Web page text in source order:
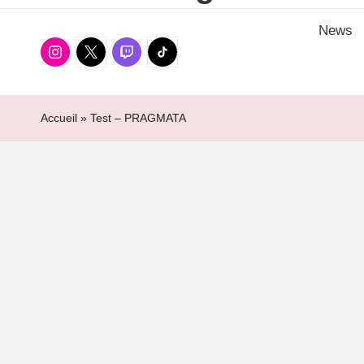
/
Manga
InstagramTwitterTwitchTikTok
News
Accueil » Test – PRAGMATA